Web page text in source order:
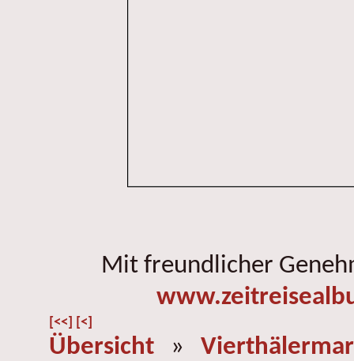
Mit freundlicher
[<<] [<]
Übersicht »